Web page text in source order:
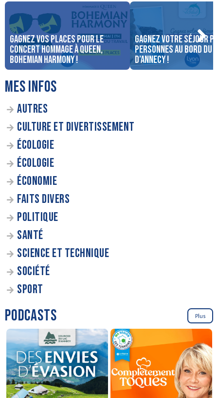
Gagnez vos places pour le
concert Hommage à Queen,
Bohemian Harmony !
Gagnez votre séjour
personnes au bord du
d’Annecy !
MES INFOS
AUTRES
CULTURE ET DIVERTISSEMENT
ÉCOLOGIE
ÉCOLOGIE
ÉCONOMIE
FAITS DIVERS
POLITIQUE
SANTÉ
SCIENCE ET TECHNIQUE
SOCIÉTÉ
SPORT
PODCASTS Plus